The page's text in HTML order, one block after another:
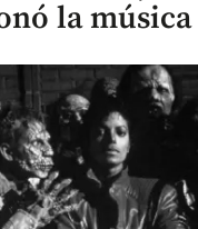
la música